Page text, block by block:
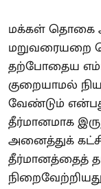
மக்கள் தொகை
மறுவரையறை
தற்போதைய
குறையாமல்
வேண்டும்
தீர்மானமாக
அனைத்துக்
தீர்மானத்தைத்